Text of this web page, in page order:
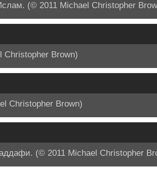
(© 2011 Michael Christopher
Brown)
Christopher Brown)
(© 2011 Michael Christopher